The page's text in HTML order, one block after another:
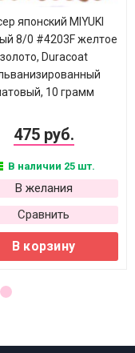
японский MIYUKI
8/0 #4203F желтое
золото, Duracoat
10 грамм
475 руб.
В наличии 25 шт.
В желания
Сравнить
В корзину